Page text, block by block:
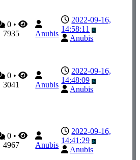
0 •
7935
Anubis
2022-09-16,
14:58:11
Anubis
0 •
3041
Anubis
2022-09-16,
14:48:09
Anubis
0 •
4967
Anubis
2022-09-16,
14:41:29
Anubis